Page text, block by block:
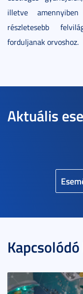
illetve
részletesebb
forduljanak orvoshoz.
Aktuális